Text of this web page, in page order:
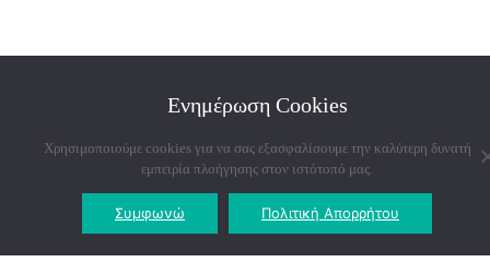
Ενημέρωση Cookies
Χρησιμοποιούμε cookies για να σας εξασφαλίσουμε την καλύτερη δυνατή
εμπειρία πλοήγησης στον ιστότοπό μας.
Συμφωνώ Πολιτική Απορρήτου